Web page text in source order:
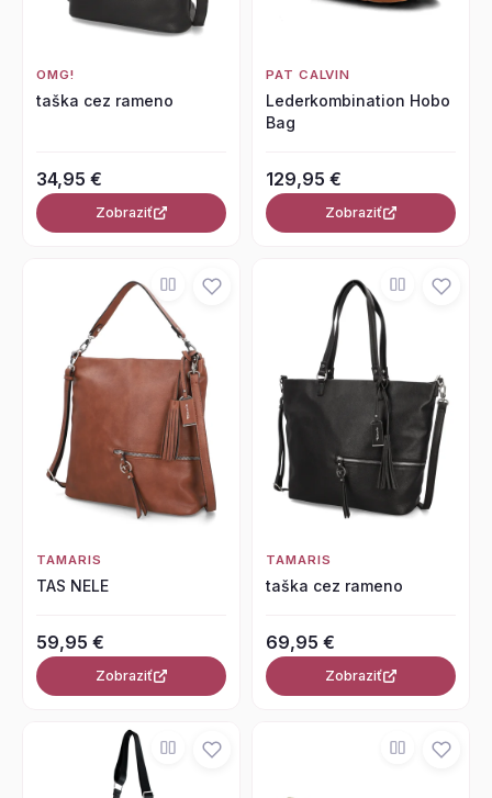
OMG!
taška cez rameno
34,95 €
Zobraziť
PAT CALVIN
Lederkombination Hobo
Bag
129,95 €
Zobraziť
TAMARIS
TAS NELE
59,95 €
Zobraziť
TAMARIS
taška cez rameno
69,95 €
Zobraziť